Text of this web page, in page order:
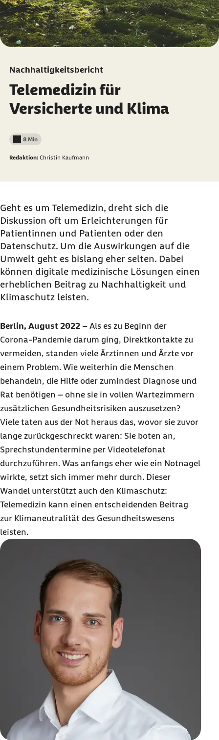
Nachhaltigkeitsbericht
Telemedizin für
Versicherte und Klima
Lesedauer weniger als
8 Min
Redaktion: Christin Kaufmann
Geht es um Telemedizin, dreht sich die
Diskussion oft um Erleichterungen für
Patientinnen und Patienten oder den
Datenschutz. Um die Auswirkungen auf die
Umwelt geht es bislang eher selten. Dabei
können digitale medizinische Lösungen einen
erheblichen Beitrag zu Nachhaltigkeit und
Klimaschutz leisten.
Berlin, August 2022 – Als es zu Beginn der
Corona-Pandemie darum ging, Direktkontakte zu
vermeiden, standen viele Ärztinnen und Ärzte vor
einem Problem. Wie weiterhin die Menschen
behandeln, die Hilfe oder zumindest Diagnose und
Rat benötigen – ohne sie in vollen Wartezimmern
zusätzlichen Gesundheitsrisiken auszusetzen?
Viele taten aus der Not heraus das, wovor sie zuvor
lange zurückgeschreckt waren: Sie boten an,
Sprechstundentermine per Videotelefonat
durchzuführen. Was anfangs eher wie ein Notnagel
wirkte, setzt sich immer mehr durch. Dieser
Wandel unterstützt auch den Klimaschutz:
Telemedizin kann einen entscheidenden Beitrag
zur Klimaneutralität des Gesundheitswesens
leisten.